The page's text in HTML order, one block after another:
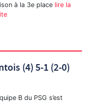
à la 3e place lire la
(4) 5-1 (2-0)
B du PSG s’est